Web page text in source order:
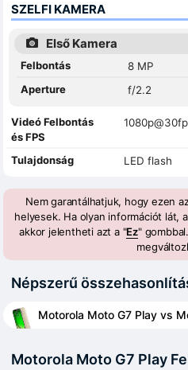
SZELFI KAMERA
Első Kamera
Felbontás
8 MP
Aperture
f/2.2
Videó Felbontás
és FPS
Tulajdonság LED flash
Nem garantálhatjuk, hogy ezen
helyesek. Ha olyan információt lát,
akkor jelentheti azt a "Ez"
Népszerű
Motorola Moto G7 Play